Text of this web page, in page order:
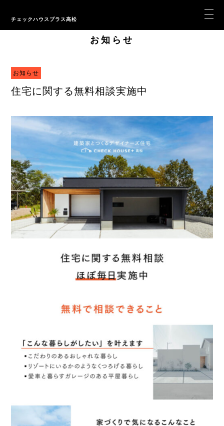
チェックハウスプラス高松
お知らせ
お知らせ
住宅に関する無料相談実施中